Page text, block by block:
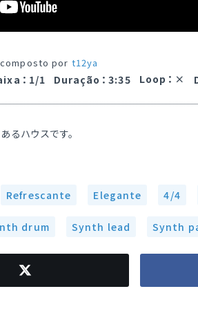
composto por t12ya
： 1/1 Duração ： 3:35 Loop ：
るハウスです。
Refrescante Elegante 4/4
drum Synth lead Synth